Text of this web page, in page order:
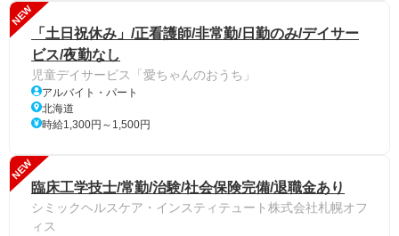
NEW
「土日祝休み」/正看護師/非常勤/日勤のみ/デイサー
ビス/夜勤なし
児童デイサービス「愛ちゃんのおうち」
アルバイト・パート
北海道
時給1,300円～1,500円
NEW
臨床工学技士/常勤/治験/社会保険完備/退職金あり
シミックヘルスケア・インスティテュート株式会社札幌オフ
ィス